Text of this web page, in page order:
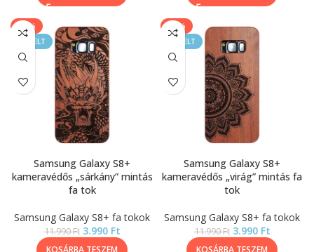
-67%
KIEMELT
Samsung Galaxy S8+
kameravédős „sárkány” mintás
fa tok
Samsung Galaxy S8+ fa tokok
11.990Ft 3.990 Ft
KOSÁRBA TESZEM
-67%
KIEMELT
Samsung Galaxy S8+
kameravédős „virág” mintás fa
tok
Samsung Galaxy S8+ fa tokok
11.990Ft 3.990 Ft
KOSÁRBA TESZEM